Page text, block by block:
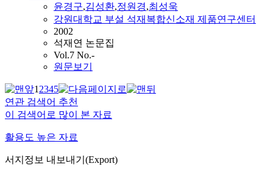
윤경구,김성환,정원경,최성욱
강원대학교 부설 석재복합신소재 제품연구센터
2002
석재연 논문집
Vol.7 No.-
원문보기
12345
연관 검색어 추천
이 검색어로 많이 본 자료
활용도 높은 자료
서지정보 내보내기(Export)